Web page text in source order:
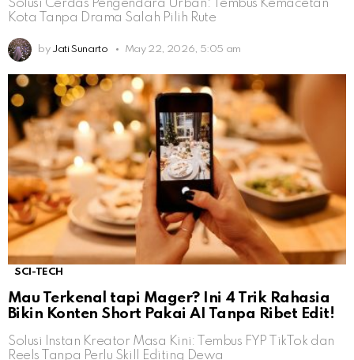
Solusi Cerdas Pengendara Urban: Tembus Kemacetan
Kota Tanpa Drama Salah Pilih Rute
by Jati Sunarto May 22, 2026, 5:05 am
SCI-TECH
Mau Terkenal tapi Mager? Ini 4 Trik Rahasia
Bikin Konten Short Pakai AI Tanpa Ribet Edit!
Solusi Instan Kreator Masa Kini: Tembus FYP TikTok dan
Reels Tanpa Perlu Skill Editing Dewa